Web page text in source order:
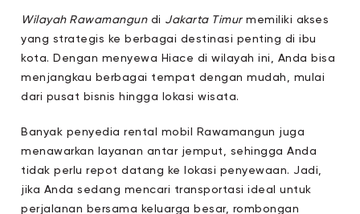
Wilayah Rawamangundi Jakarta Timurmemiliki akses
yang strategis ke berbagai destinasi penting di ibu
kota. Dengan menyewa Hiace di wilayah ini, Anda bisa
menjangkau berbagai tempat dengan mudah, mulai
dari pusat bisnis hingga lokasi wisata.
Banyak penyedia rental mobil Rawamangun juga
menawarkan layanan antar jemput, sehingga Anda
tidak perlu repot datang ke lokasi penyewaan. Jadi,
jika Anda sedang mencari transportasi ideal untuk
perjalanan bersama keluarga besar, rombongan